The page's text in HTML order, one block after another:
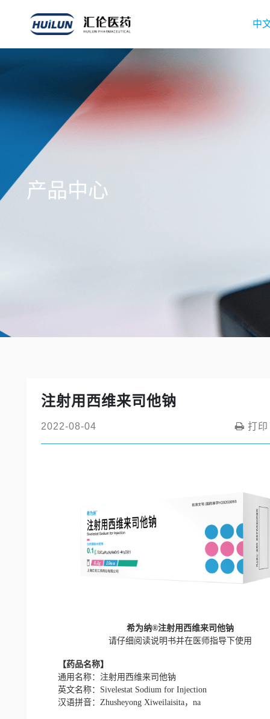
中
产品中心
注射用西维来司他钠
2022-08-04 打印
希为纳®注射用西维来司他钠
请仔细阅读说明书并在医师指导下使用
【药品名称】
通用名称：注射用西维来司他钠
英文名称：Sivelestat Sodium for Injection
汉语拼音：Zhusheyong Xiweilaisita，na